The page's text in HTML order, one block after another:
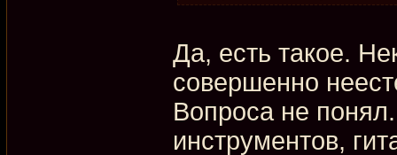
Да, есть такое.
совершенно
Вопроса не
инструментов,